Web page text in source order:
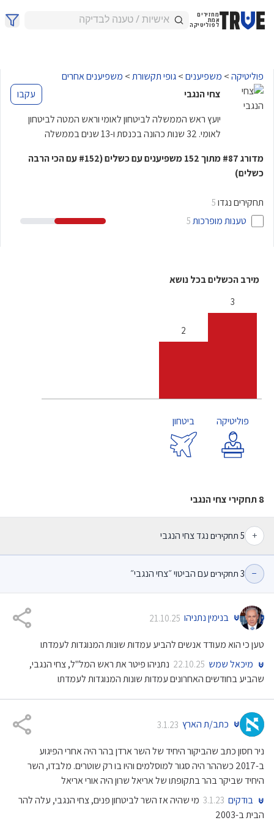
מחזירים
אמת
לפוליטיקה
פוליטיקה> משפיענים>גופי תקשורת> משפיענים אחרים
צחי הנגבי
עקבו
יועץ ראש הממשלה לביטחון לאומי וראש המטה לביטחון
לאומי. 32 שנות כהונה בכנסת ו-13 שנים בממשלה
מדורג #87 מתוך 152 משפיענים עם כשלים(
#152 עם הכי הרבה
כשלים)
תחקירים נגדו 5
טענות מופרכות 5
מירב הכשלים בכל נושא
3
2
פוליטיקה ביטחון
8 תחקירי צחי הנגבי
+
5 תחקירים נגד צחי הנגבי
−
3 תחקירים עם הביטוי ״צחי הנגבי״
בנימין נתניהו 21.10.25
טען כי הוא מעודד אנשים להביע עמדות שונות המנוגדות לעמדתו
מיכאל שמש 22.10.25 נתניהו פיטר את ראש המל"ל, צחי הנגבי,
שהביע בחודשים האחרונים עמדות שונות המנוגדות לעמדתו
כתב/ת הארץ 3.1.23
ניר חסון כתב שהביקור היחיד של השר ארדן בהר היה אחרי הפיגוע
ב-2017 כשההר היה סגור למוסלמים והיו בו רק שוטרים. מלבדו, השר
היחיד שביקר בהר בתקופתו של אריאל שרון היה אורי אריאל
בודקים 3.1.23 מי שהיה אז השר לביטחון פנים, צחי הנגבי, עלה להר
הבית ב-2003